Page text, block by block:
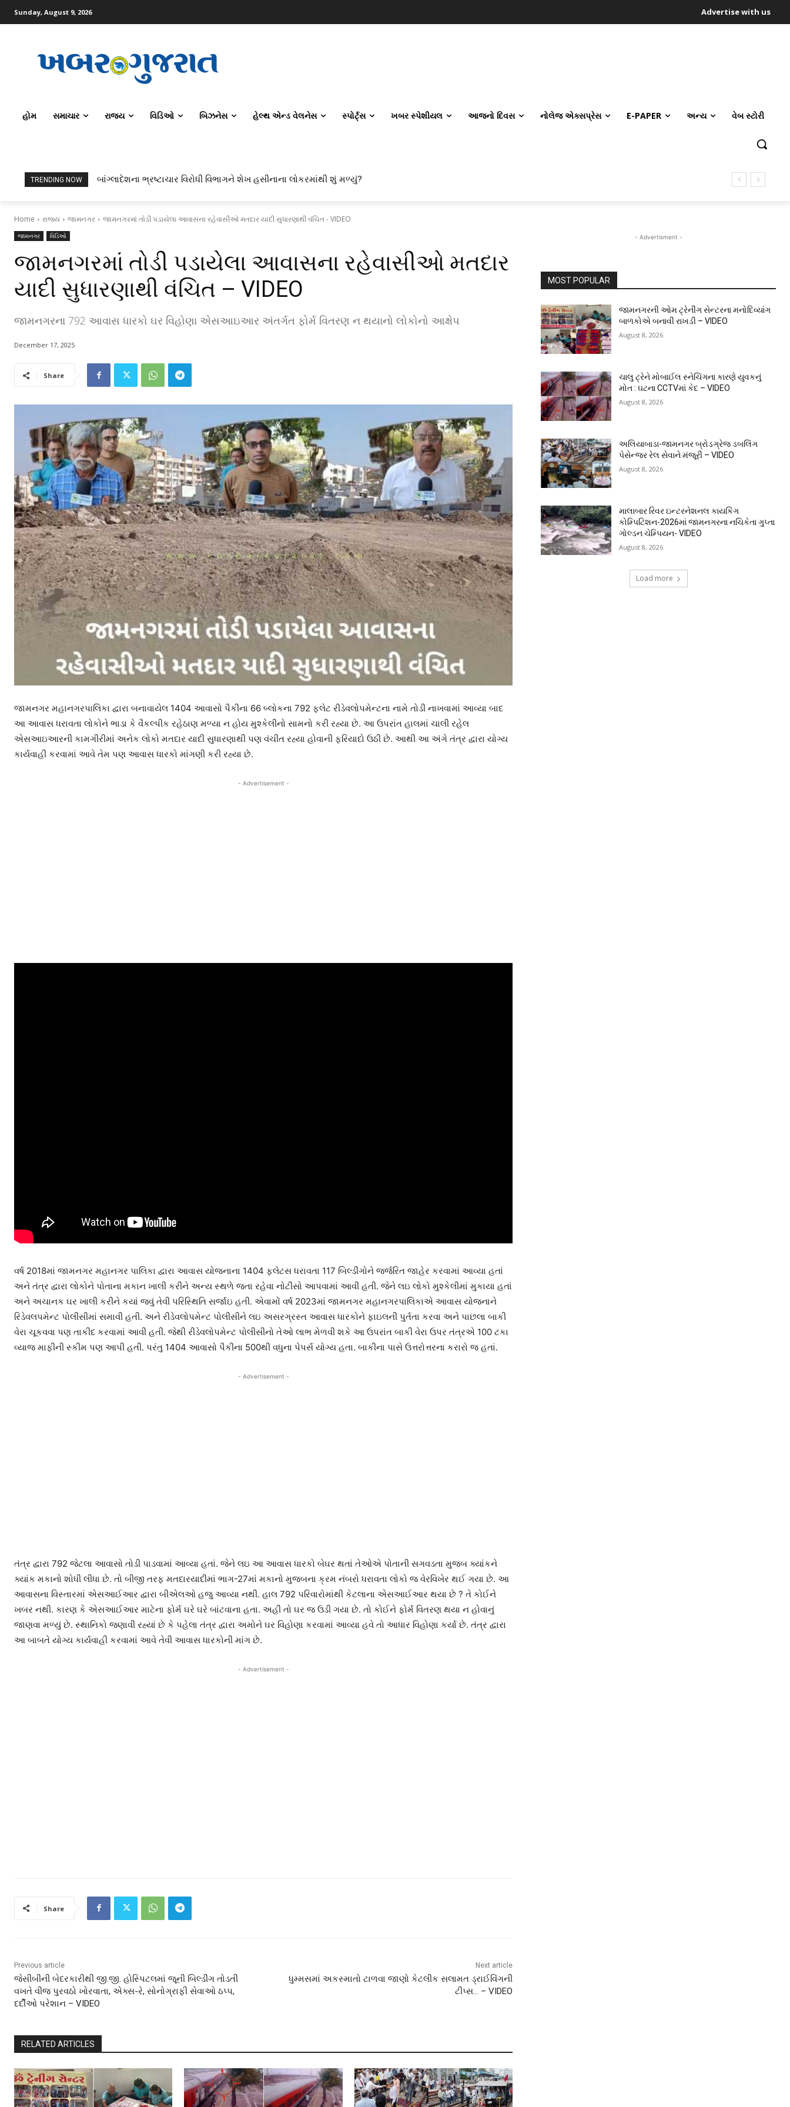
Sunday, August 9, 2026 Advertise with us
હોમ સમાચાર રાજ્ય વિડિઓ બિઝનેસ હેલ્થ એન્ડ વેલનેસ સ્પોર્ટ્સ ખબર સ્પેશીયલ આજનો દિવસ નોલેજ એક્સપ્રેસ E-PAPER અન્ય વેબ સ્ટોરી
TRENDING NOW ટોપર્સ કોમ્પ્યુટર સાયન્સ અને AI કરતાં સિવિલ એન્જિનિયરિંગ કેમ પસંદ કરી રહ્યા છે? IITનો ટ્રેન્ડ બદલાઈ ગયો છે
બાંગ્લાદેશના ભ્રષ્ટાચાર વિરોધી વિભાગને શેખ હસીનાના લોકરમાંથી શું મળ્યું?
Home રાજ્ય જામનગર જામનગરમાં તોડી પડાયેલા આવાસના રહેવાસીઓ મતદાર યાદી સુધારણાથી વંચિત - VIDEO
જામનગર વિડિઓ
જામનગરમાં તોડી પડાયેલા આવાસના રહેવાસીઓ મતદાર
યાદી સુધારણાથી વંચિત – VIDEO
જામનગરના 792 આવાસ ધારકો ઘર વિહોણા એસઆઇઆર અંતર્ગત ફોર્મ વિતરણ ન થયાનો લોકોનો આક્ષેપ
December 17, 2025
Share
જામનગર મહાનગરપાલિકા દ્વારા બનાવાયેલ 1404 આવાસો પૈકીના 66 બ્લોકના 792 ફલેટ રીડેવલોપમેન્ટના નામે તોડી નાખવામાં આવ્યા બાદ
આ આવાસ ધરાવતા લોકોને ભાડા કે વૈકલ્પીક રહેઠાણ મળ્યા ન હોય મુશ્કેલીનો સામનો કરી રહ્યા છે. આ ઉપરાંત હાલમાં ચાલી રહેલ
એસઆઇઆરની કામગીરીમાં અનેક લોકો મતદાર યાદી સુધારણાથી પણ વંચીત રહ્યા હોવાની ફરિયાદો ઉઠી છે. આથી આ અંગે તંત્ર દ્વારા યોગ્ય
કાર્યવાહી કરવામાં આવે તેમ પણ આવાસ ધારકો માંગણી કરી રહ્યા છે.
- Advertisement -
વર્ષ 2018માં જામનગર મહાનગર પાલિકા દ્વારા આવાસ યોજનાના 1404 ફ્લેટસ ધરાવતા 117 બિલ્ડીંગોને જર્જરિત જાહેર કરવામાં આવ્યા હતાં
અને તંત્ર દ્વારા લોકોને પોતાના મકાન ખાલી કરીને અન્ય સ્થળે જતા રહેવા નોટીસો આપવામાં આવી હતી. જેને લઇ લોકો મુશ્કેલીમાં મુકાયા હતાં
અને અચાનક ઘર ખાલી કરીને કયાં જવું તેવી પરિસ્થિતિ સર્જાઇ હતી. એવામોં વર્ષ 2023માં જામનગર મહાનગરપાલિકાએ આવાસ યોજનાને
રિડેવલપમેન્ટ પોલીસીમાં સમાવી હતી. અને રીડેવલોપમેન્ટ પોલીસીને લઇ અસરગ્રસ્ત આવાસ ધારકોને ફાઇલની પુર્તતા કરવા અને પાછલા બાકી
વેરા ચૂકવવા પણ તાકીદ કરવામાં આવી હતી. જેથી રીડેવલોપમેન્ટ પોલીસીનો તેઓ લાભ મેળવી શકે આ ઉપરાંત બાકી વેરા ઉપર તંત્રએ 100 ટકા
વ્યાજ માફીની સ્કીમ પણ આપી હતી. પરંતુ 1404 આવાસો પૈકીના 500થી વધુના પેપર્સ યોગ્ય હતા. બાકીના પાસે ઉત્તરોત્તરના કરારો જ હતાં.
- Advertisement -
તંત્ર દ્વારા 792 જેટલા આવાસો તોડી પાડવામાં આવ્યા હતાં. જેને લઇ આ આવાસ ધારકો બેઘર થતાં તેઓએ પોતાની સગવડતા મુજબ ક્યાંકને
ક્યાંક મકાનો શોધી લીધા છે. તો બીજી તરફ મતદારયાદીમાં ભાગ-27માં મકાનો મુજબના ક્રમ નંબરો ધરાવતા લોકો જ વેરવિખેર થઈ ગયા છે. આ
આવાસના વિસ્તારમાં એસઆઈઆર દ્વારા બીએલઓ હજુ આવ્યા નથી. હાલ 792 પરિવારોમાંથી કેટલાના એસઆઈઆર થયા છે ? તે કોઈને
ખબર નથી. કારણ કે એસઆઈઆર માટેના ફોર્મ ઘરે ઘરે બાંટવાના હતા. અહીં તો ઘર જ ઉડી ગયા છે. તો કોઈને ફોર્મ વિતરણ થયા ન હોવાનું
જાણવા મળ્યું છે. સ્થાનિકો જણાવી રહ્યાં છે કે પહેલા તંત્ર દ્વારા અમોને ઘર વિહોણા કરવામાં આવ્યા હવે તો આધાર વિહોણા કર્યા છે. તંત્ર દ્વારા
આ બાબતે યોગ્ય કાર્યવાહી કરવામાં આવે તેવી આવાસ ધારકોની માંગ છે.
- Advertisement -
Share
Previous article
જેસીબીની બેદરકારીથી જી.જી. હોસ્પિટલમાં જૂની બિલ્ડીંગ તોડતી
વખતે વીજ પુરવઠો ખોરવાતા, એક્સ-રે, સોનોગ્રાફી સેવાઓ ઠપ્પ,
દર્દીઓ પરેશાન – VIDEO
Next article
ધુમ્મસમાં અકસ્માતો ટાળવા જાણો કેટલીક સલામત ડ્રાઈવિંગની
ટીપ્સ… – VIDEO
RELATED ARTICLES
- Advertisment -
MOST POPULAR
જામનગરની ઓમ ટ્રેનીંગ સેન્ટરના મનોદિવ્યાંગ
બાળકોએ બનાવી રાખડી – VIDEO
August 8, 2026
ચાલુ ટ્રેને મોબાઈલ સ્નેચિંગના કારણે યુવકનું
મોત : ઘટના CCTVમાં કેદ – VIDEO
August 8, 2026
અલિયાબાડા-જામનગર બ્રોડગ્રેજ ડબલિંગ
પેસેન્જર રેલ સેવાને મંજૂરી – VIDEO
August 8, 2026
માલાબાર રિવર ઇન્ટરનેશનલ કાયકિંગ
કોમ્પિટિશન-2026માં જામનગરના નચિકેતા ગુપ્તા
ગોલ્ડન ચેમ્પિયન- VIDEO
August 8, 2026
Load more